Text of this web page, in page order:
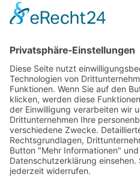
Lieferumfang
Varianten
Dokumente
HOTLINE